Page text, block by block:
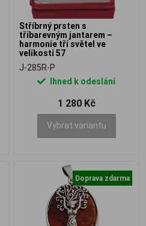
Stříbrný prsten s
tříbarevným jantarem –
harmonie tří světel ve
velikosti 57
J-285R-P
Ihned k odeslání
1 280 Kč
Vybrat variantu
Doprava zdarma